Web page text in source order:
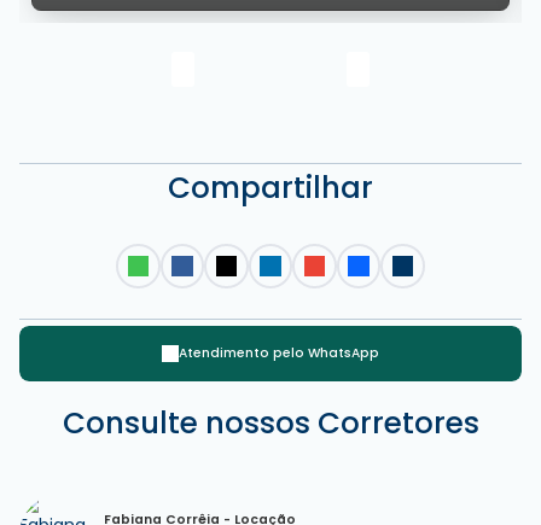
Catarina, Brasil
Compartilhar
Atendimento pelo WhatsApp
Consulte nossos Corretores
Fabiana Corrêia - Locação